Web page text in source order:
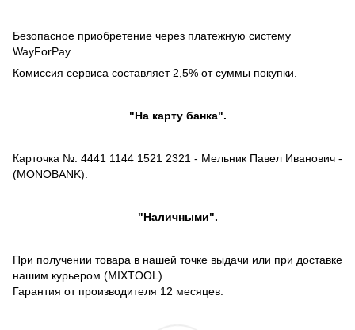
Безопасное приобретение через платежную систему
WayForPay.
Комиссия сервиса составляет 2,5% от суммы покупки.
"На карту банка".
Карточка №: 4441 1144 1521 2321 - Мельник Павел Иванович -
(MONOBANK).
"Наличными".
При получении товара в нашей точке выдачи или при доставке
нашим курьером (MIXTOOL).
Гарантия от производителя 12 месяцев.